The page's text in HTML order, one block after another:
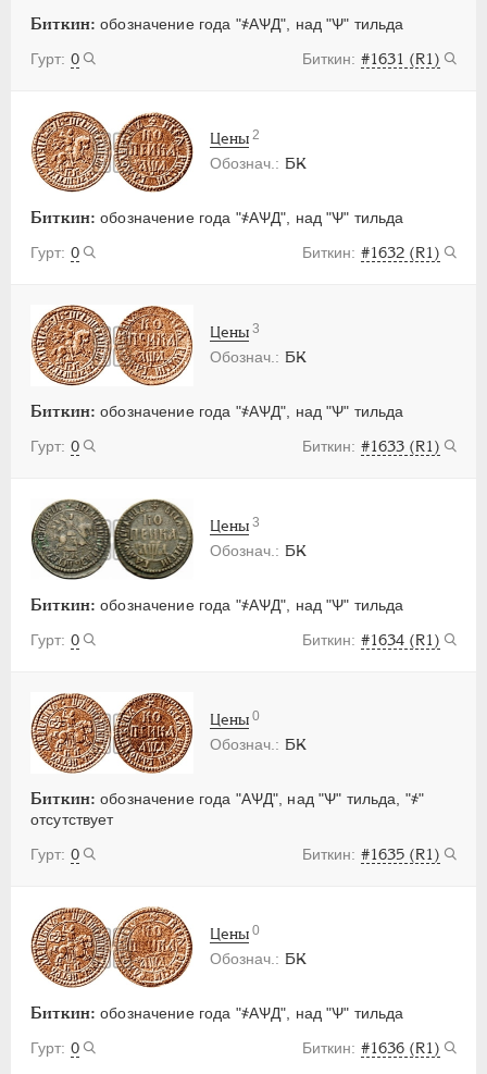
Биткин: обозначение года "҂АѰД", над "Ѱ" тильда
0
#1631 (R1)
БК
Биткин: обозначение года "҂АѰД", над "Ѱ" тильда
0
#1632 (R1)
Цены 2
БК
Биткин: обозначение года "҂АѰД", над "Ѱ" тильда
0
#1633 (R1)
Цены 3
БК
Биткин: обозначение года "҂АѰД", над "Ѱ" тильда
0
#1634 (R1)
Цены 3
БК
Биткин: обозначение года "АѰД", над "Ѱ" тильда, "҂"
отсутствует
0
#1635 (R1)
Цены 0
БК
Биткин: обозначение года "҂АѰД", над "Ѱ" тильда
0
#1636 (R1)
Цены 0